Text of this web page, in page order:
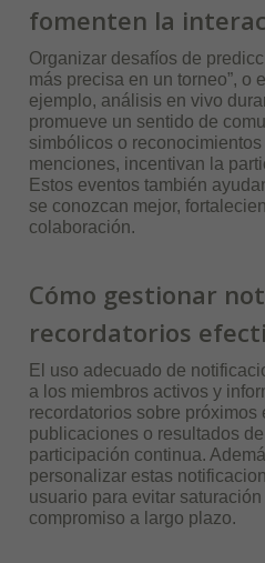
fomenten la
Organizar desafíos de
más precisa en un torneo”, o
ejemplo, análisis en vivo
promueve un sentido de
simbólicos o
menciones, incentivan la
Estos eventos también
se conozcan mejor,
colaboración.
Cómo gestionar
recordatorios
El uso adecuado de
a los miembros activos y
recordatorios sobre próximos
publicaciones o resultados
participación continua.
personalizar estas
usuario para evitar saturación
compromiso a largo plazo.